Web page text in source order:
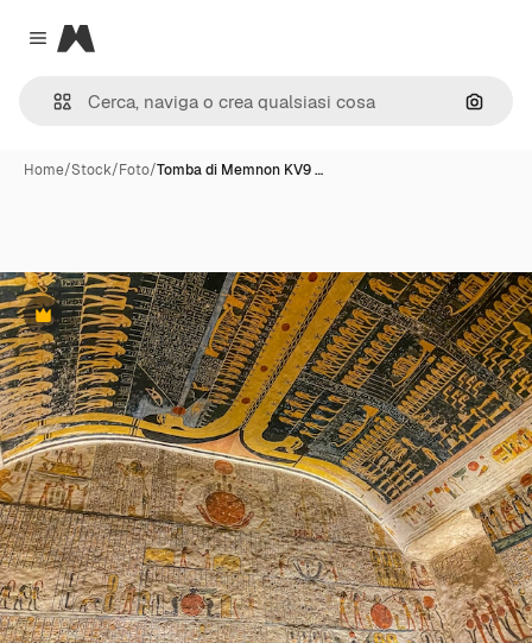
Close menu
Magnific
Cerca
Home/Stock/Foto/Tomba di Memnon KV9 …
Premium